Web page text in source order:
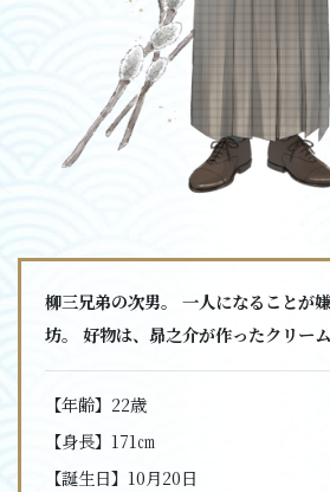
柳三兄弟の次男。 一人になることが
坊。 好物は、昴之介が作ったクリーム
【年齢】 22歳
【身長】 171㎝
【誕生日】 10月20日